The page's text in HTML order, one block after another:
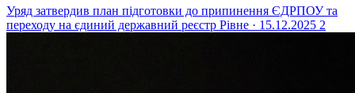
Уряд затвердив план підготовки до припинення ЄДРПОУ та
переходу на єдиний державний реєстр Рівне · 15.12.2025 2